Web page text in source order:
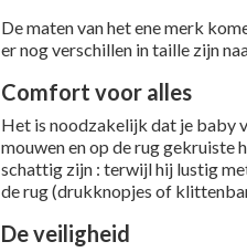
De maten van het ene merk
er nog verschillen in taille zijn
Comfort voor alles
Het is noodzakelijk dat je baby
mouwen en op de rug gekruiste
schattig zijn : terwijl hij lustig
de rug (drukknopjes of
De veiligheid